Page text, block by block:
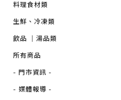
料理食材類
生鮮、冷凍類
飲品 ｜湯品類
所有商品
- 門市資訊 -
- 媒體報導 -